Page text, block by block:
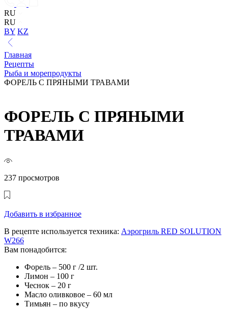
RU
RU
BY KZ
Главная
Рецепты
Рыба и морепродукты
ФОРЕЛЬ С ПРЯНЫМИ ТРАВАМИ
ФОРЕЛЬ С ПРЯНЫМИ
ТРАВАМИ
237 просмотров
Добавить в избранное
В рецепте используется техника: Аэрогриль RED SOLUTION
W266
Вам понадобится:
Форель – 500 г /2 шт.
Лимон – 100 г
Чеснок – 20 г
Масло оливковое – 60 мл
Тимьян – по вкусу